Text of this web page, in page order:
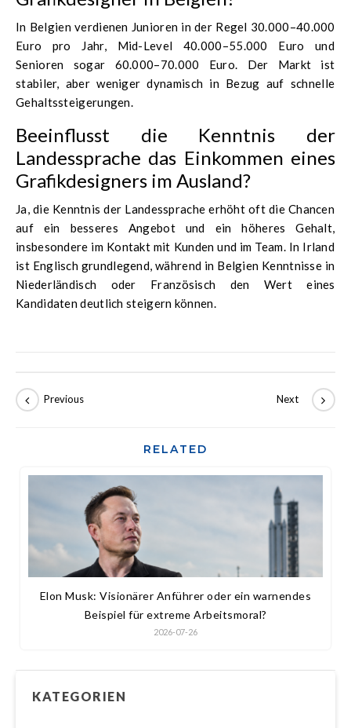
In Belgien verdienen Junioren in der Regel 30.000–40.000
Euro pro Jahr, Mid-Level 40.000–55.000 Euro und
Senioren sogar 60.000–70.000 Euro. Der Markt ist
stabiler, aber weniger dynamisch in Bezug auf schnelle
Gehaltssteigerungen.
Beeinflusst die Kenntnis der
Landessprache das Einkommen eines
Grafikdesigners im Ausland?
Ja, die Kenntnis der Landessprache erhöht oft die Chancen
auf ein besseres Angebot und ein höheres Gehalt,
insbesondere im Kontakt mit Kunden und im Team. In Irland
ist Englisch grundlegend, während in Belgien Kenntnisse in
Niederländisch oder Französisch den Wert eines
Kandidaten deutlich steigern können.
RELATED
Elon Musk: Visionärer Anführer oder ein warnendes
Beispiel für extreme Arbeitsmoral?
2026-07-26
KATEGORIEN